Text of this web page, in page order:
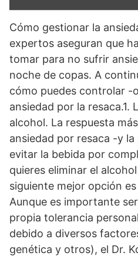
Cómo gestionar la
expertos aseguran que
tomar para no sufrir
noche de copas. A
cómo puedes controlar -
ansiedad por la resaca.1.
alcohol. La respuesta
ansiedad por resaca -y
evitar la bebida por
quieres eliminar el
siguiente mejor opción
Aunque es importante
propia tolerancia
debido a diversos
genética y otros), el Dr.